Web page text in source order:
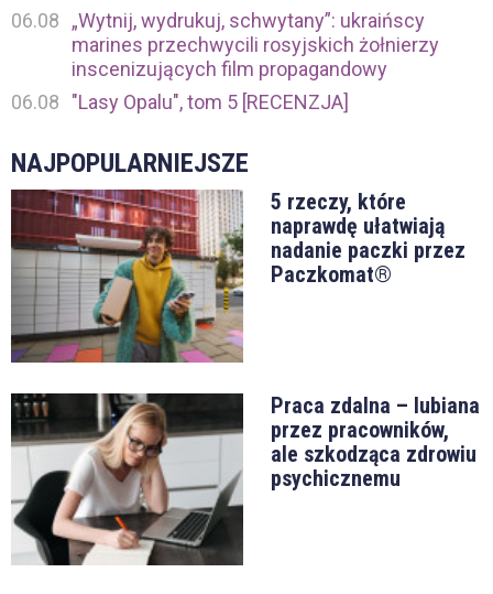
06.08
„Wytnij, wydrukuj, schwytany”: ukraińscy
marines przechwycili rosyjskich żołnierzy
inscenizujących film propagandowy
06.08
"Lasy Opalu", tom 5 [RECENZJA]
NAJPOPULARNIEJSZE
5 rzeczy, które
naprawdę ułatwiają
nadanie paczki przez
Paczkomat®
Praca zdalna – lubiana
przez pracowników,
ale szkodząca zdrowiu
psychicznemu